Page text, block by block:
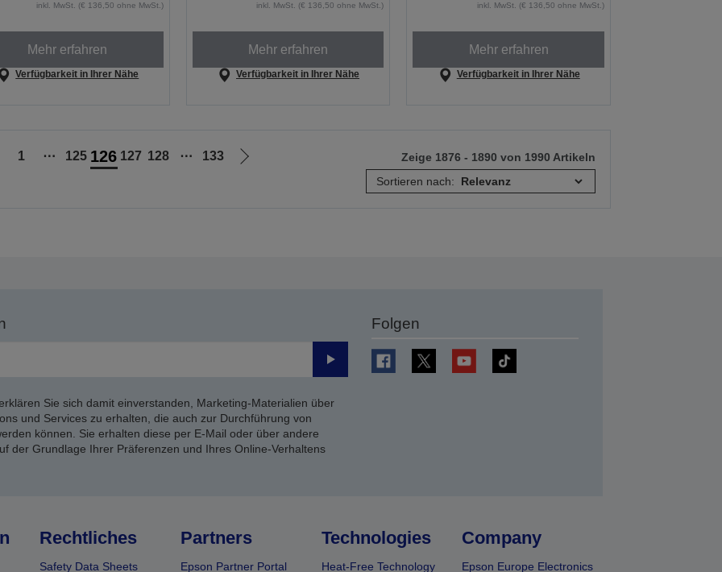
inkl. MwSt. (€ 136,50 ohne MwSt.)
Mehr erfahren
Verfügbarkeit in Ihrer Nähe
inkl. MwSt. (€ 136,50 ohne MwSt.)
Mehr erfahren
Verfügbarkeit in Ihrer Nähe
inkl. MwSt. (€ 136,50 ohne MwSt.)
Mehr erfahren
Verfügbarkeit in Ihrer Nähe
1 ⋯ 125 126 127 128 ⋯ 133
Zur
Zeige 1876 - 1890 von 1990 Artikeln
Sortieren nach:
Senden
Sie sich damit einverstanden, Marketing-Materialien über
und Services zu erhalten, die auch zur Durchführung von
können. Sie erhalten diese per E-Mail oder über andere
der Grundlage Ihrer Präferenzen und Ihres Online-Verhaltens
Folgen
Rechtliches
Safety Data Sheets
Partners
Epson Partner Portal
Technologies
Heat-Free Technology
Company
Epson Europe Electronics